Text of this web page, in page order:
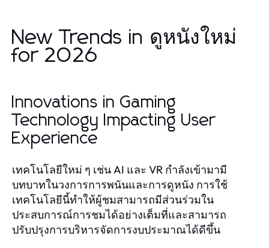
New Trends in ดูหนังใหม่
for 2026
Innovations in Gaming
Technology Impacting User
Experience
เทคโนโลยีใหม่ ๆ เช่น AI และ VR กำลังเข้ามามี
บทบาทในวงการการพนันและการดูหนัง การใช้
เทคโนโลยีนี้ทำให้ผู้ชมสามารถมีส่วนร่วมใน
ประสบการณ์การชมได้อย่างเต็มที่และสามารถ
ปรับปรุงการบริหารจัดการงบประมาณได้ดีขึ้น